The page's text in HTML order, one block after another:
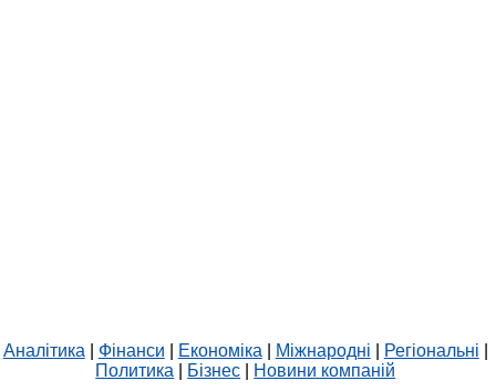
Аналітика Фінанси Економіка Міжнародні Регіональні
Политика
Бізнес Новини компаній